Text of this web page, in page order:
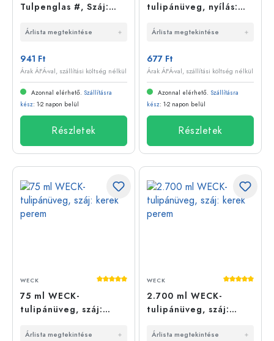
Tulpenglas #, Száj:
Árlista megtekintése
941 Ft
Árak ÁFÁ-val, szállítási költség nélkül
Azonnal elérhető. Szállításra
kész: 1-2 napon belül
Részletek
tulipánüveg, nyílás:
Árlista megtekintése
677 Ft
Árak ÁFÁ-val, szállítási költség nélkül
Azonnal elérhető. Szállításra
kész: 1-2 napon belül
Részletek
Átlagos értékelés 5 a 5 csillagból
WECK
75 ml WECK-
tulipánüveg, száj:
Árlista megtekintése
Átlagos
WECK
2.700 ml WECK-
tulipánüveg, száj:
Árlista megtekintése